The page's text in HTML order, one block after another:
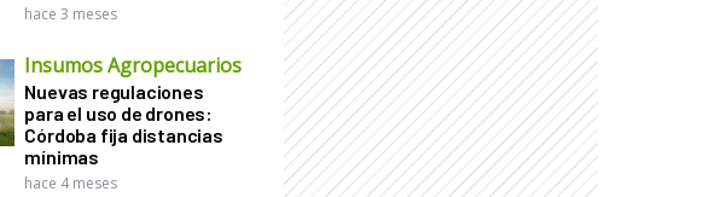
hace 3 meses
Insumos Agropecuarios
Nuevas regulaciones
para el uso de drones:
Córdoba fija distancias
mínimas
hace 4 meses